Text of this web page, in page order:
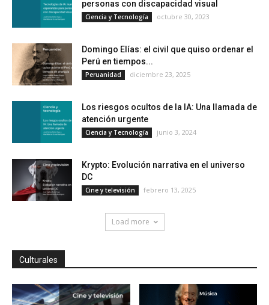
personas con discapacidad visual
Ciencia y Tecnología octubre 30, 2023
Domingo Elías: el civil que quiso ordenar el
Perú en tiempos...
Peruanidad diciembre 23, 2025
Los riesgos ocultos de la IA: Una llamada de
atención urgente
Ciencia y Tecnología junio 3, 2024
Krypto: Evolución narrativa en el universo
DC
Cine y televisión febrero 13, 2025
Load more
Culturales